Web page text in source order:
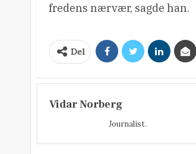
fredens nærvær, sagde han.
Del
Vidar Norberg
Journalist.